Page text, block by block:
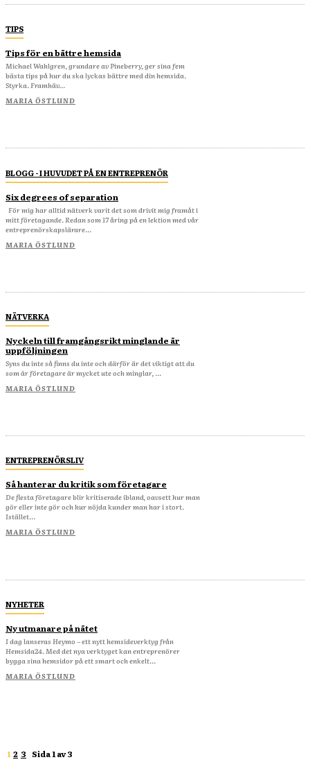
TIPS
Tips för en bättre hemsida
Michael Wahlgren, grundare av Pineberry, ger sina fem
bästa tips på hur du ska lyckas bättre med din hemsida.
Styrka. Framhäv...
MARIA ÖSTLUND
BLOGG - I HUVUDET PÅ EN ENTREPRENÖR
Six degrees of separation
mitt företagande. Redan som 17 åring på en lektion med vår
entreprenörskapslärare...
MARIA ÖSTLUND
NÄTVERKA
Nyckeln till framgångsrikt minglande är
uppföljningen
Syns du inte så finns du inte och därför är det viktigt att du
som är företagare är mycket ute och minglar, ...
MARIA ÖSTLUND
ENTREPRENÖRSLIV
Så hanterar du kritik som företagare
De flesta företagare blir kritiserade ibland, oavsett hur man
gör eller inte gör och hur nöjda kunder man har i stort.
Istället...
MARIA ÖSTLUND
NYHETER
Ny utmanare på nätet
I dag lanseras Heymo – ett nytt hemsideverktyg från
Hemsida24. Med det nya verktyget kan entreprenörer
bygga sina hemsidor på ett smart och enkelt...
MARIA ÖSTLUND
1 2 3 Sida 1 av 3